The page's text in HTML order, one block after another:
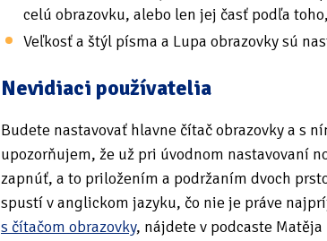
celú obrazovku, alebo len jej časť podľa
Veľkosť a štýl písma a Lupa obrazovky sú
Nevidiaci používatelia
Budete nastavovať hlavne čítač obrazovky a s
upozorňujem, že už pri úvodnom nastavovaní
zapnúť, a to priložením a podržaním dvoch
spustí v anglickom jazyku, čo nie je práve
s čítačom obrazovky, nájdete v podcaste Matěja